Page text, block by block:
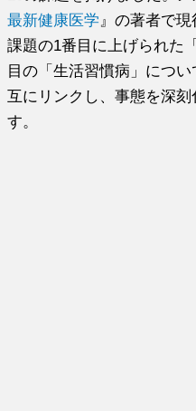
最新健康医学 』の著者で
課題の1番目に上げられた
目の「生活習慣病」につ
互にリンクし、事態を深
す。